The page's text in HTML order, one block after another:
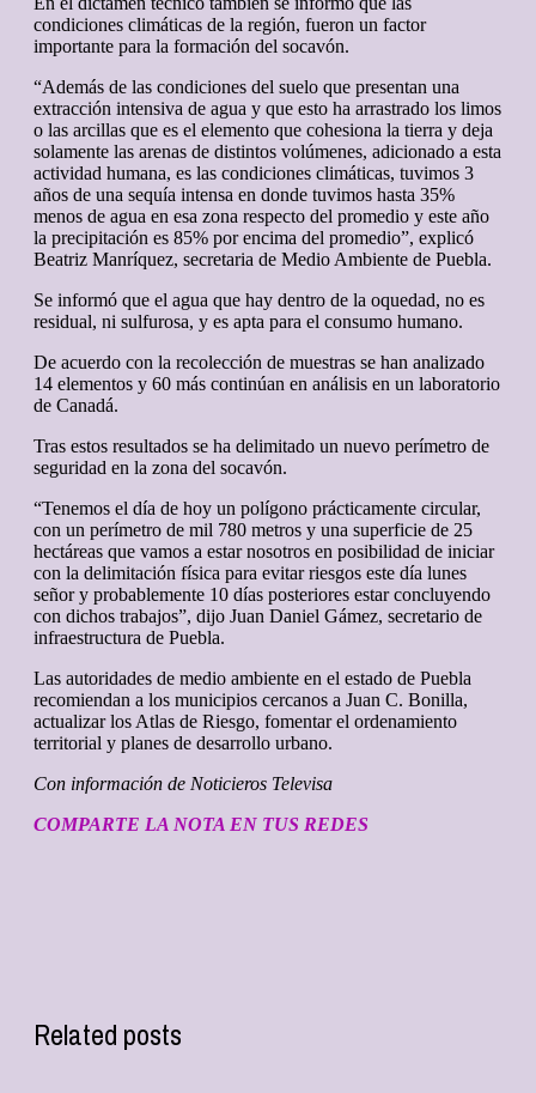
condiciones climáticas de la región, fueron un factor
importante para la formación del socavón.
“Además de las condiciones del suelo que presentan una
extracción intensiva de agua y que esto ha arrastrado los limos
o las arcillas que es el elemento que cohesiona la tierra y deja
solamente las arenas de distintos volúmenes, adicionado a esta
actividad humana, es las condiciones climáticas, tuvimos 3
años de una sequía intensa en donde tuvimos hasta 35%
menos de agua en esa zona respecto del promedio y este año
la precipitación es 85% por encima del promedio”, explicó
Beatriz Manríquez, secretaria de Medio Ambiente de Puebla.
Se informó que el agua que hay dentro de la oquedad, no es
residual, ni sulfurosa, y es apta para el consumo humano.
De acuerdo con la recolección de muestras se han analizado
14 elementos y 60 más continúan en análisis en un laboratorio
de Canadá.
Tras estos resultados se ha delimitado un nuevo perímetro de
seguridad en la zona del socavón.
“Tenemos el día de hoy un polígono prácticamente circular,
con un perímetro de mil 780 metros y una superficie de 25
hectáreas que vamos a estar nosotros en posibilidad de iniciar
con la delimitación física para evitar riesgos este día lunes
señor y probablemente 10 días posteriores estar concluyendo
con dichos trabajos”, dijo Juan Daniel Gámez, secretario de
infraestructura de Puebla.
Las autoridades de medio ambiente en el estado de Puebla
recomiendan a los municipios cercanos a Juan C. Bonilla,
actualizar los Atlas de Riesgo, fomentar el ordenamiento
territorial y planes de desarrollo urbano.
Con información de Noticieros Televisa
COMPARTE LA NOTA EN TUS REDES
Related posts